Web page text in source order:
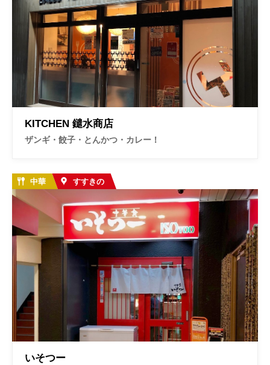
KITCHEN 鑓水商店
ザンギ・餃子・とんかつ・カレー！
中華 すすきの
いそつー